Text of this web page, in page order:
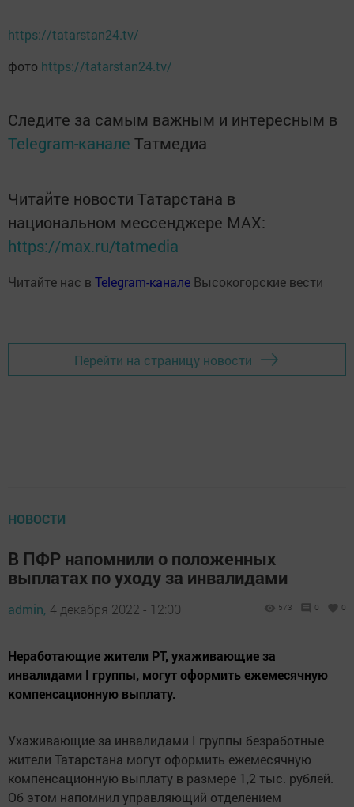
https://tatarstan24.tv/
фото https://tatarstan24.tv/
Следите за самым важным и интересным в
Telegram-канале Татмедиа
Читайте новости Татарстана в
национальном мессенджере MАХ:
https://max.ru/tatmedia
Читайте нас в Telegram-канале Высокогорские вести
Перейти на страницу новости
НОВОСТИ
В ПФР напомнили о положенных
выплатах по уходу за инвалидами
admin, 4 декабря 2022 - 12:00 573 0 0
Неработающие жители РТ, ухаживающие за
инвалидами I группы, могут оформить ежемесячную
компенсационную выплату.
Ухаживающие за инвалидами I группы безработные
жители Татарстана могут оформить ежемесячную
компенсационную выплату в размере 1,2 тыс. рублей.
Об этом напомнил управляющий отделением